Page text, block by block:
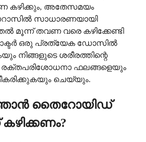
കഴിക്കും, അതേസമയം
സാധാരണയായി
മൂന്ന് തവണ വരെ കഴിക്കേണ്ടി
ഒരു പ്രത്യേക ഡോസിൽ
നിങ്ങളുടെ ശരീരത്തിന്റെ
ഫലങ്ങളെയും
ചെയ്യും.
തൈറോയിഡ്